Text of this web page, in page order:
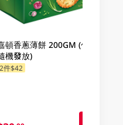
頓香蔥薄餅 200GM (包裝
機發放)
2件$42